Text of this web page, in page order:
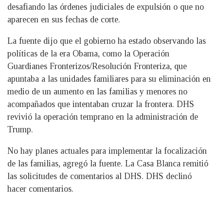
desafiando las órdenes judiciales de expulsión o que no
aparecen en sus fechas de corte.
La fuente dijo que el gobierno ha estado observando las
políticas de la era Obama, como la Operación
Guardianes Fronterizos/Resolución Fronteriza, que
apuntaba a las unidades familiares para su eliminación en
medio de un aumento en las familias y menores no
acompañados que intentaban cruzar la frontera. DHS
revivió la operación temprano en la administración de
Trump.
No hay planes actuales para implementar la focalización
de las familias, agregó la fuente. La Casa Blanca remitió
las solicitudes de comentarios al DHS. DHS declinó
hacer comentarios.